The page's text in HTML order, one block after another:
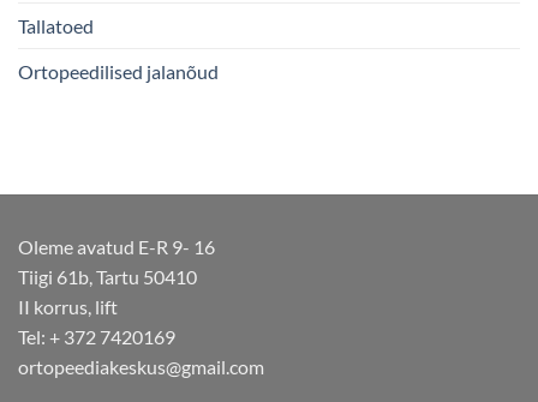
Tallatoed
Ortopeedilised jalanõud
Oleme avatud E-R 9- 16
Tiigi 61b, Tartu 50410
II korrus, lift
Tel: + 372 7420169
ortopeediakeskus@gmail.com